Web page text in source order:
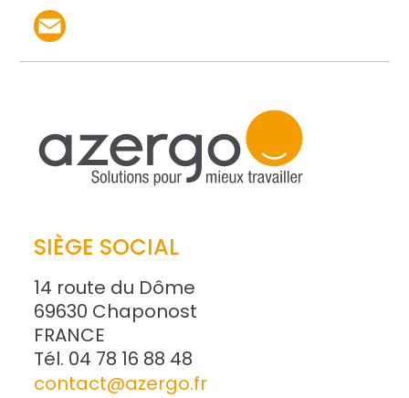
Partager le produit par
SIÈGE SOCIAL
14 route du Dôme
69630 Chaponost
FRANCE
Tél. 04 78 16 88 48
contact@azergo.fr